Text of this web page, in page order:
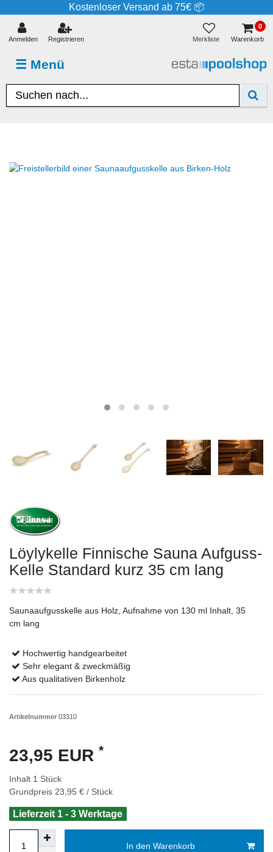
Kostenloser Versand ab 75€ 📦
☰ Menü
Anmelden Registrieren Merkliste
0
Warenkorb
Löylykelle Finnische Sauna Aufguss-
Kelle Standard kurz 35 cm lang
Saunaaufgusskelle aus Holz, Aufnahme von 130 ml Inhalt, 35
cm lang
Hochwertig handgearbeitet
Sehr elegant & zweckmäßig
Aus qualitativen Birkenholz
Artikelnummer 03310
23,95 EUR *
Inhalt 1 Stück
Grundpreis 23,95 € / Stück
Lieferzeit 1 - 3 Werktage
In den Warenkorb